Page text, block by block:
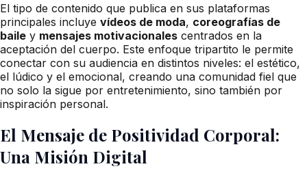
El tipo de contenido que publica en sus plataformas
principales incluye vídeos de moda, coreografías de
baile y mensajes motivacionales centrados en la
aceptación del cuerpo. Este enfoque tripartito le permite
conectar con su audiencia en distintos niveles: el estético,
el lúdico y el emocional, creando una comunidad fiel que
no solo la sigue por entretenimiento, sino también por
inspiración personal.
El Mensaje de Positividad Corporal:
Una Misión Digital